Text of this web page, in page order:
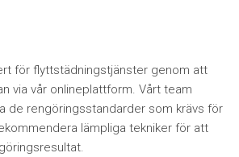
för flyttstädningstjänster genom att
via vår onlineplattform. Vårt team
de rengöringsstandarder som krävs för
lämpliga tekniker för att